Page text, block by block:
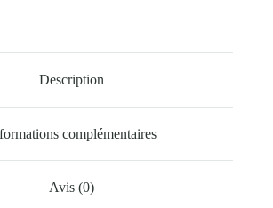
Description
complémentaires
Avis (0)